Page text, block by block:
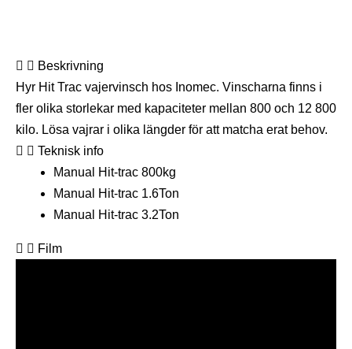
Beskrivning
Hyr Hit Trac vajervinsch hos Inomec. Vinscharna finns i
fler olika storlekar med kapaciteter mellan 800 och 12 800
kilo. Lösa vajrar i olika längder för att matcha erat behov.
Teknisk info
Manual Hit-trac 800kg
Manual Hit-trac 1.6Ton
Manual Hit-trac 3.2Ton
Film